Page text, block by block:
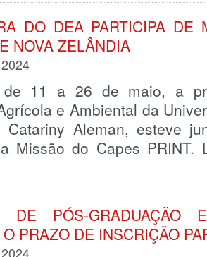
DO DEA PARTICIPA
NOVA ZELÂNDIA
11 a 26 de maio, a
e Ambiental da
Catariny Aleman, esteve
Missão do Capes
DE PÓS-GRADUAÇÃO
PRAZO DE INSCRIÇÃO